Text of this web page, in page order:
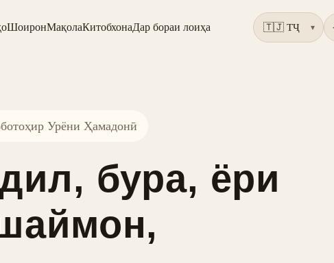
ШоиронМақолаКитобхонаДар бораи лоиҳа ▾
Урёни Ҳамадонӣ
бура, ёри